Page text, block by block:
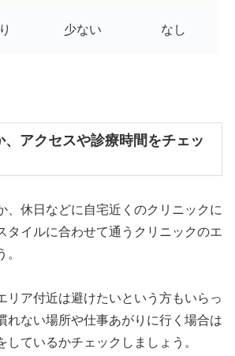
少ない なし
、アクセスや診療時間をチェッ
、休日などに自宅近くのクリニックに
タイルに合わせて通うクリニックのエ
リア付近は避けたいという方もいらっ
れない場所や仕事あがりに行く場合は
しているかチェックしましょう。